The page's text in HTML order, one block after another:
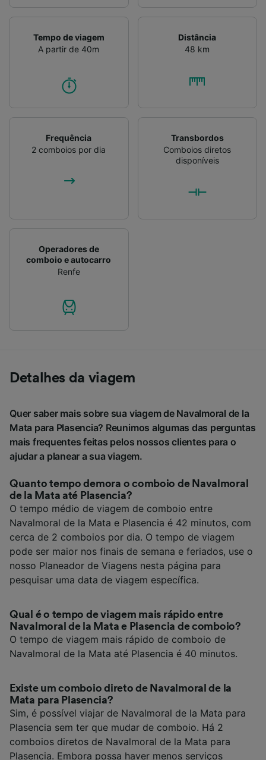
Tempo de viagem
A partir de 40m
Distância
48 km
Frequência
2 comboios por dia
Transbordos
Comboios diretos
disponíveis
Operadores de
comboio e autocarro
Renfe
Detalhes da viagem
Quer saber mais sobre sua viagem de Navalmoral de la
Mata para Plasencia? Reunimos algumas das perguntas
mais frequentes feitas pelos nossos clientes para o
ajudar a planear a sua viagem.
Quanto tempo demora o comboio de Navalmoral
de la Mata até Plasencia?
O tempo médio de viagem de comboio entre
Navalmoral de la Mata e Plasencia é 42 minutos, com
cerca de 2 comboios por dia. O tempo de viagem
pode ser maior nos finais de semana e feriados, use o
nosso Planeador de Viagens nesta página para
pesquisar uma data de viagem específica.
Qual é o tempo de viagem mais rápido entre
Navalmoral de la Mata e Plasencia de comboio?
O tempo de viagem mais rápido de comboio de
Navalmoral de la Mata até Plasencia é 40 minutos.
Existe um comboio direto de Navalmoral de la
Mata para Plasencia?
Sim, é possível viajar de Navalmoral de la Mata para
Plasencia sem ter que mudar de comboio. Há 2
comboios diretos de Navalmoral de la Mata para
Plasencia. Embora possa haver menos serviços